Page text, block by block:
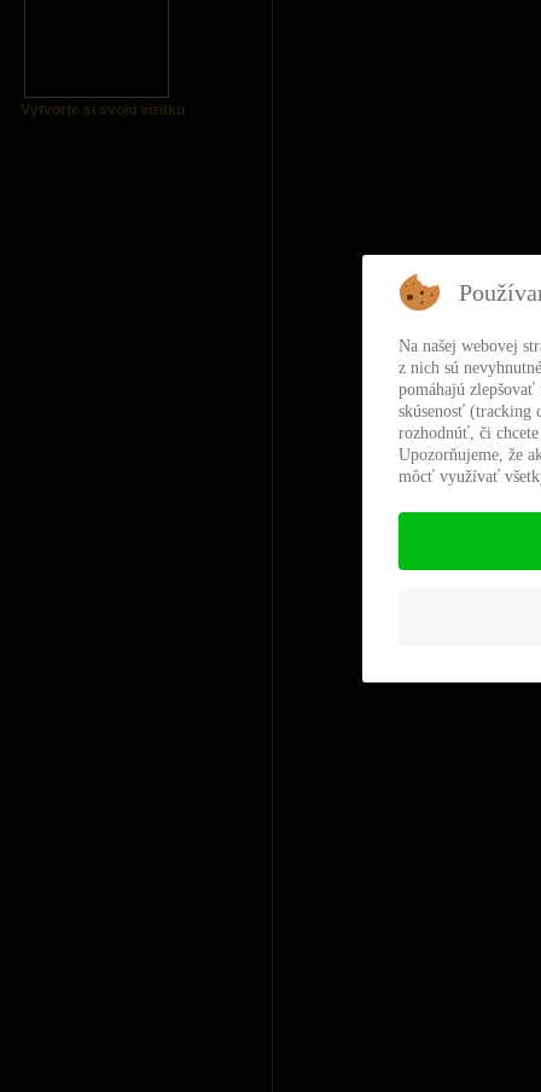
Vytvorte si svoju vizitku
Na našej webovej
z nich sú
pomáhajú
skúsenosť (tracking
rozhodnúť, či
Upozorňujeme, že
môcť využívať